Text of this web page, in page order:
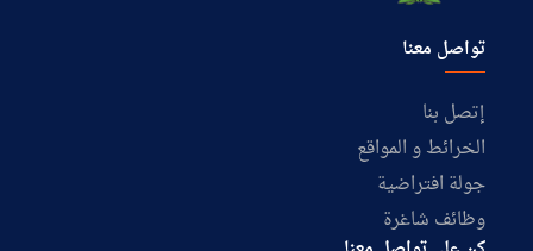
تواصل معنا
إتصل بنا
الخرائط و المواقع
جولة افتراضية
وظائف شاغرة